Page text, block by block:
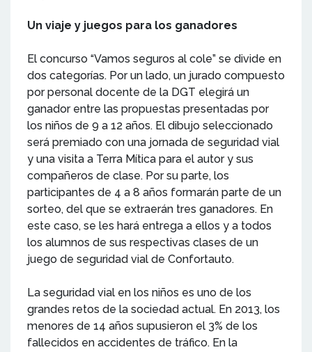
Un viaje y juegos para los ganadores
El concurso “Vamos seguros al cole” se divide en
dos categorías. Por un lado, un jurado compuesto
por personal docente de la DGT elegirá un
ganador entre las propuestas presentadas por
los niños de 9 a 12 años. El dibujo seleccionado
será premiado con una jornada de seguridad vial
y una visita a Terra Mítica para el autor y sus
compañeros de clase. Por su parte, los
participantes de 4 a 8 años formarán parte de un
sorteo, del que se extraerán tres ganadores. En
este caso, se les hará entrega a ellos y a todos
los alumnos de sus respectivas clases de un
juego de seguridad vial de Confortauto.
La seguridad vial en los niños es uno de los
grandes retos de la sociedad actual. En 2013, los
menores de 14 años supusieron el 3% de los
fallecidos en accidentes de tráfico. En la